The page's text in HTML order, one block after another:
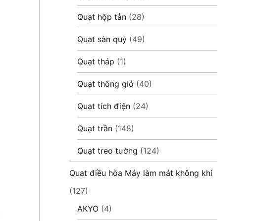
Quạt hộp tản (28)
Quạt sàn quỳ (49)
Quạt tháp (1)
Quạt thông gió (40)
Quạt tích điện (24)
Quạt trần (148)
Quạt treo tường (124)
Quạt điều hòa Máy làm mát không khí
(127)
AKYO (4)